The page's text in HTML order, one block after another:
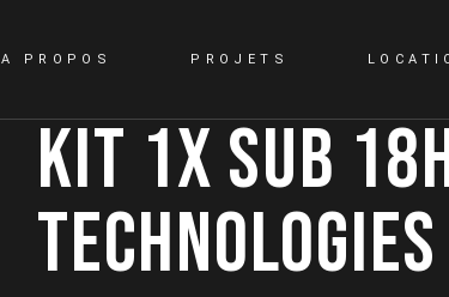
A PROPOS PROJETS
KIT 1X SUB
TECHNOLOGIES